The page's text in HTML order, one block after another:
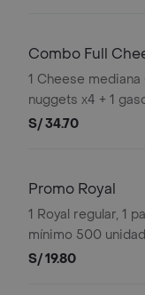
Combo Full
1 Cheese mediana
nuggets x4 + 1
S/ 34.70
Promo Royal
1 Royal regular, 1
mínimo 500
referencial*.
S/ 19.80